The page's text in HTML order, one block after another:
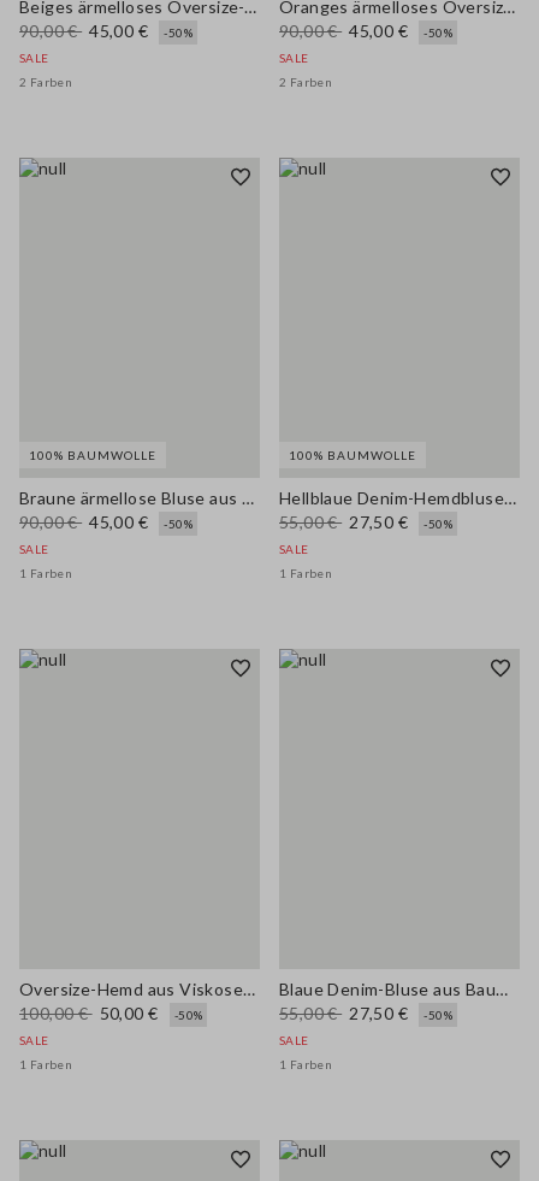
Beiges ärmelloses Oversize-Top aus Leinen-Baumwoll-Mix
90,00 € 45,00 €
-50%
SALE
2 Farben
Oranges ärmelloses Oversize-Top aus Leinen-Baumwoll-Mix
90,00 € 45,00 €
-50%
SALE
2 Farben
100% BAUMWOLLE
Braune ärmellose Bluse aus reiner Baumwolle, Regular Fit
90,00 € 45,00 €
-50%
SALE
1 Farben
100% BAUMWOLLE
Hellblaue Denim-Hemdbluse aus reiner Baumwolle mit Oversize-Passform
55,00 € 27,50 €
-50%
SALE
1 Farben
Oversize-Hemd aus Viskosemix mit blau-weißen Streifen
100,00 € 50,00 €
-50%
SALE
1 Farben
Blaue Denim-Bluse aus Baumwoll-, Leinen- und Viskosemix, Oversize-Fit
55,00 € 27,50 €
-50%
SALE
1 Farben